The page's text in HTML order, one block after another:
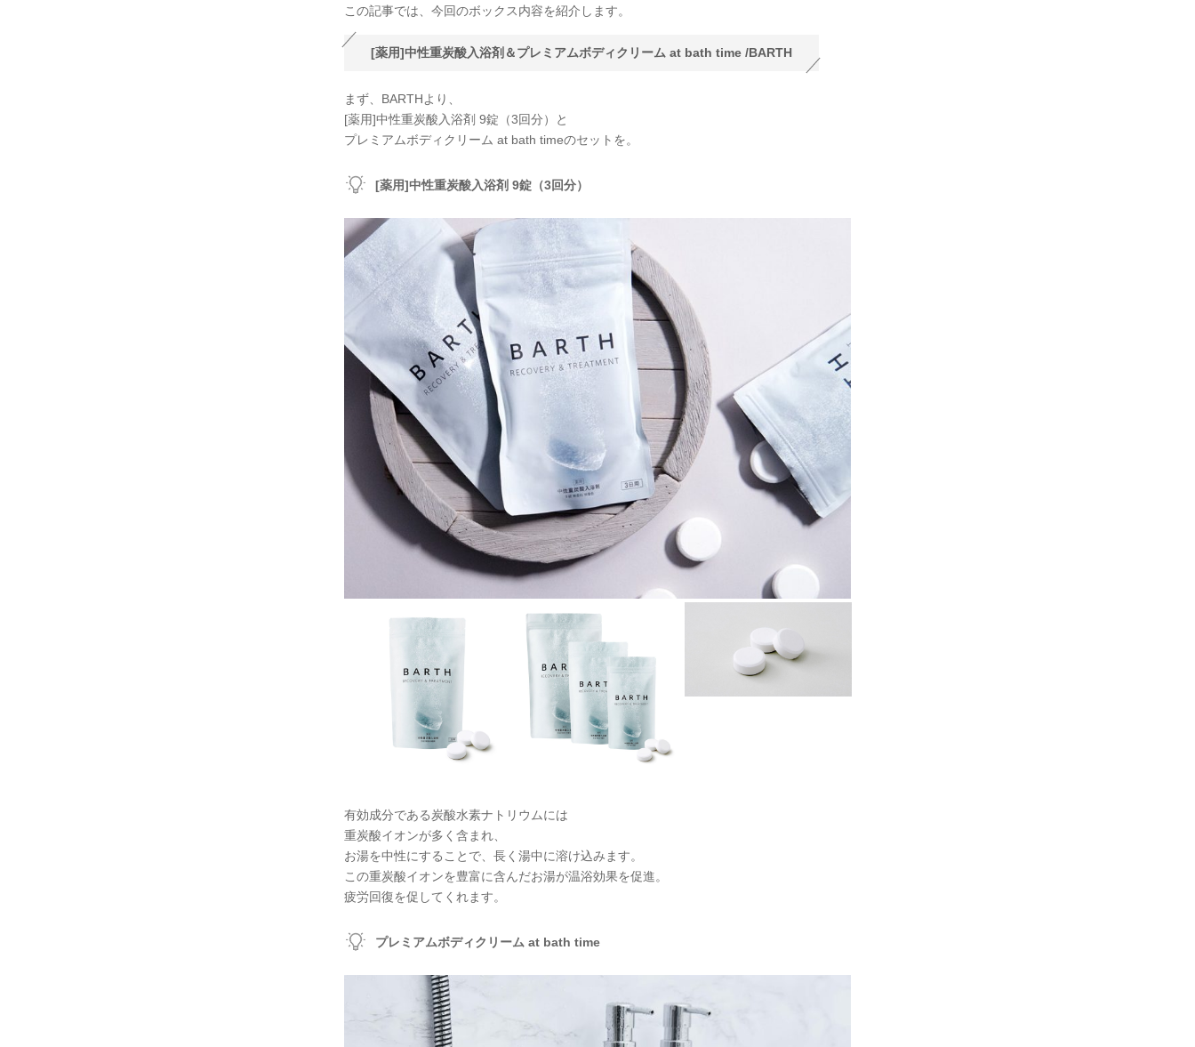
この記事では、今回のボックス内容を紹介します。
[薬用]中性重炭酸入浴剤＆プレミアムボディクリーム at bath time /BARTH
まず、BARTHより、
[薬用]中性重炭酸入浴剤 9錠（3回分）と
プレミアムボディクリーム at bath timeのセットを。
[薬用]中性重炭酸入浴剤 9錠（3回分）
有効成分である炭酸水素ナトリウムには
重炭酸イオンが多く含まれ、
お湯を中性にすることで、長く湯中に溶け込みます。
この重炭酸イオンを豊富に含んだお湯が温浴効果を促進。
疲労回復を促してくれます。
プレミアムボディクリーム at bath time